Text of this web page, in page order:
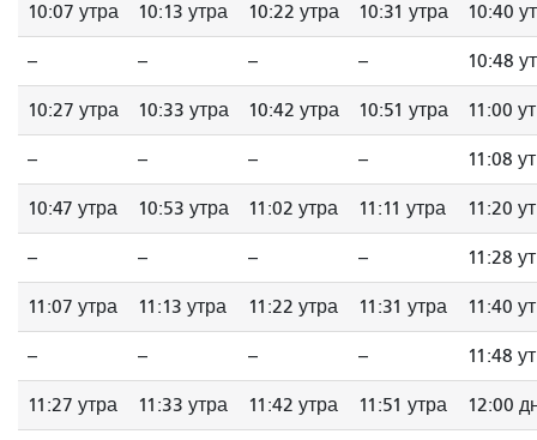
10:07 утра 10:13 утра 10:22 утра 10:31 утра 10:40
-- -- -- -- 10:48
10:27 утра 10:33 утра 10:42 утра 10:51 утра 11:00
-- -- -- -- 11:08
10:47 утра 10:53 утра 11:02 утра 11:11 утра 11:20
-- -- -- -- 11:28
11:07 утра 11:13 утра 11:22 утра 11:31 утра 11:40
-- -- -- -- 11:48
11:27 утра 11:33 утра 11:42 утра 11:51 утра 12:00